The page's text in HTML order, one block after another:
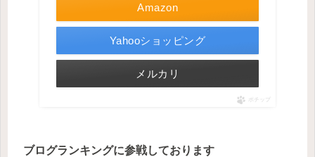
Amazon
Yahooショッピング
メルカリ
ポチップ
ブログランキングに参戦しております